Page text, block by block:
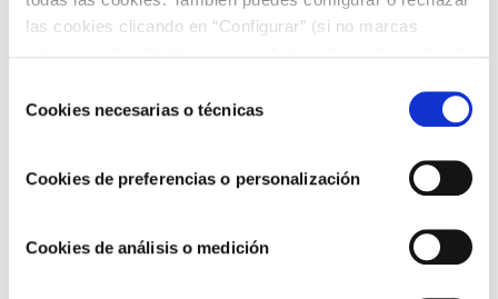
las cookies clicando en “Configurar” (si no marcas
COOKIES.
deCookies necesarias o técnicas
Cookies de preferencias o personalización
Cookies de análisis o medición